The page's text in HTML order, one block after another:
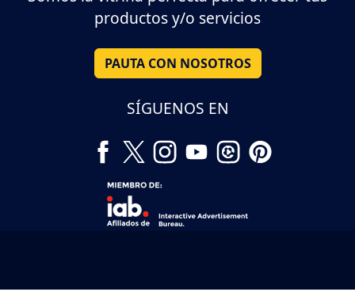
productos y/o servicios
PAUTA CON NOSOTROS
SÍGUENOS EN